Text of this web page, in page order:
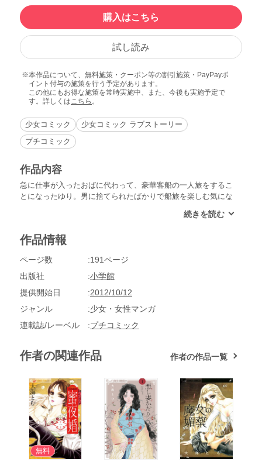
購入はこちら
試し読み
本作品について、無料施策・クーポン等の割引施策・PayPayポ
イント付与の施策を行う予定があります。
この他にもお得な施策を常時実施中、また、今後も実施予定で
す。詳しくはこちら 。
少女コミック
少女コミック ラブストーリー
プチコミック
作品内容
急に仕事が入ったおばに代わって、豪華客船の一人旅をするこ
とになったゆり。男に捨てられたばかりで船旅を楽しむ気にな
時、彼は大人の姿になっていて…!?海の上での極上なロマンス
作品情報
ページ数
191ページ
出版社
小学館
提供開始日
2012/10/12
ジャンル
少女・女性マンガ
連載誌/レーベル
プチコミック
作者の関連作品 作者の作品一覧
無料